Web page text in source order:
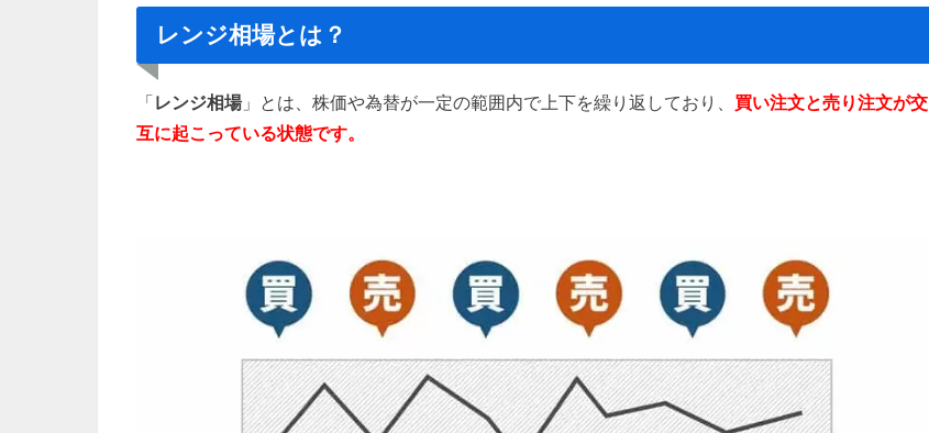
レンジ相場とは？
「レンジ相場」とは、株価や為替が一定の範囲内で上下を繰り返しており、 買い注文と売り注文が交
互に起こっている状態です。